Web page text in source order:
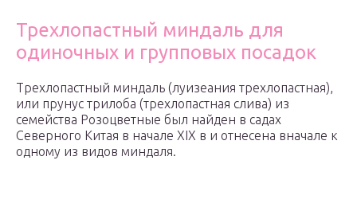
Трехлопастный миндаль для
одиночных и групповых посадок
Трехлопастный миндаль (луизеания трехлопастная),
или прунус трилоба (трехлопастная слива) из
семейства Розоцветные был найден в садах
Северного Китая в начале XIX в и отнесена вначале к
одному из видов миндаля.